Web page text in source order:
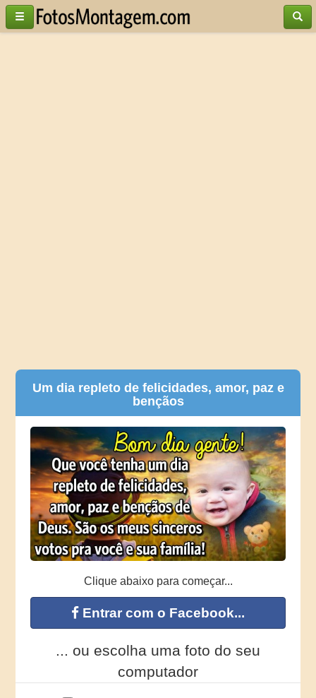
Um dia repleto de felicidades, amor, paz e
bençãos
Clique abaixo para começar...
Entrar com o Facebook...
... ou escolha uma foto do seu
computador